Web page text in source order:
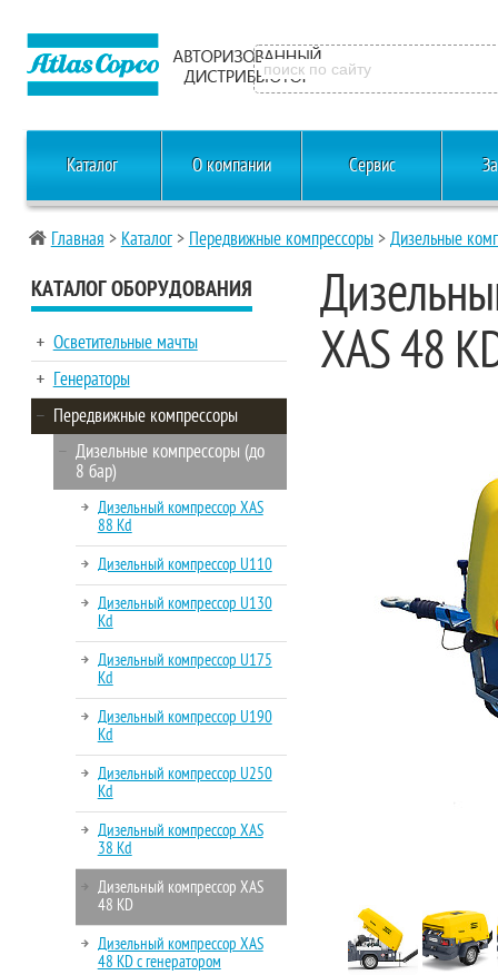
Каталог О компании Сервис
Главная > Каталог> Передвижные компрессоры> Дизельные
КАТАЛОГ ОБОРУДОВАНИЯ
Осветительные мачты
Генераторы
Передвижные компрессоры
Дизельные компрессоры (до
8 бар)
Дизельный компрессор XAS
88 Kd
Дизельный компрессор U110
Дизельный компрессор U130
Kd
Дизельный компрессор U175
Kd
Дизельный компрессор U190
Kd
Дизельный компрессор U250
Kd
Дизельный компрессор XAS
38 Kd
Дизельный компрессор XAS
48 KD
Дизельный компрессор XAS
48 KD с генератором
XAS 48